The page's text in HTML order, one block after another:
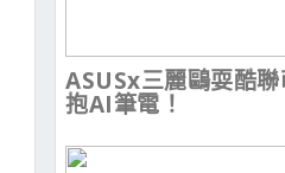
ASUSx三麗鷗耍酷
抱AI筆電！